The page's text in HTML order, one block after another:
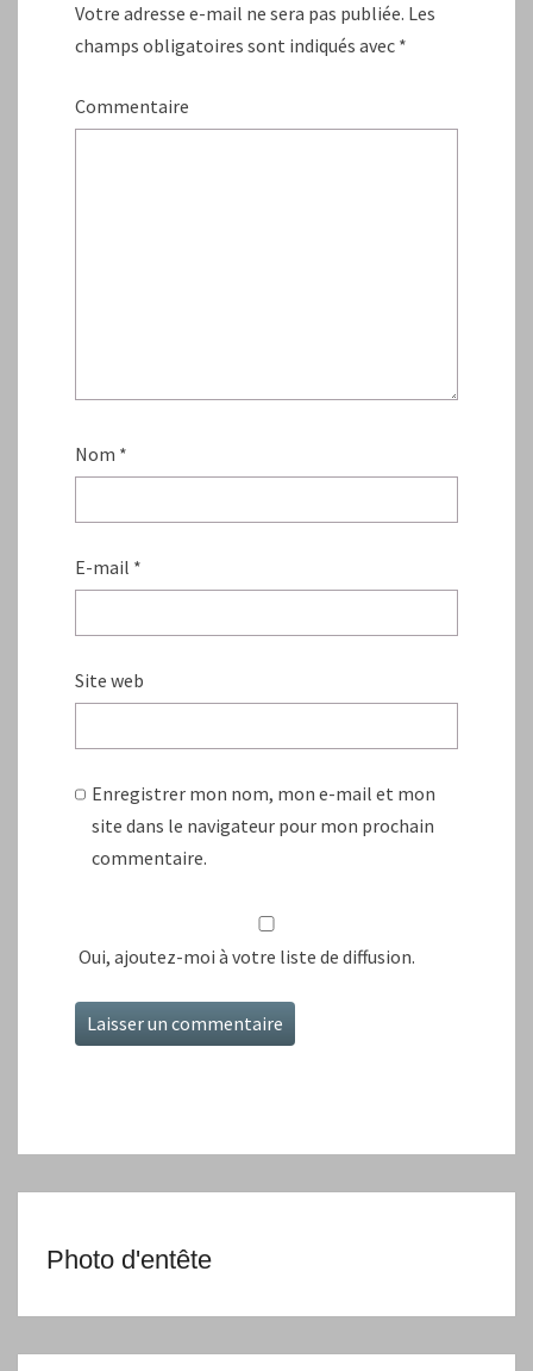
Votre adresse e-mail ne sera pas publiée. Les
champs obligatoires sont indiqués avec *
Commentaire
Nom *
E-mail *
Site web
Enregistrer mon nom, mon e-mail et mon
site dans le navigateur pour mon prochain
commentaire.
Oui, ajoutez-moi à votre liste de diffusion.
Photo d'entête